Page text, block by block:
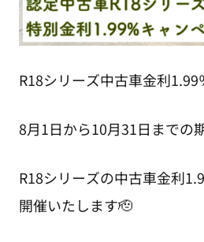
R18シリーズ中古車金利
8月1日から10月31日までの期
R18シリーズの中古車金利
開催いたします🫡